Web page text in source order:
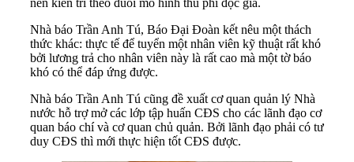
Nhà báo Trần Anh Tú, Báo Đại Đoàn kết nêu một thách
thức khác: thực tế để tuyển một nhân viên kỹ thuật rất khó
bởi lương trả cho nhân viên này là rất cao mà một tờ báo
khó có thể đáp ứng được.
Nhà báo Trần Anh Tú cũng đề xuất cơ quan quản lý Nhà
nước hỗ trợ mở các lớp tập huấn CĐS cho các lãnh đạo cơ
quan báo chí và cơ quan chủ quản. Bởi lãnh đạo phải có tư
duy CĐS thì mới thực hiện tốt CĐS được.